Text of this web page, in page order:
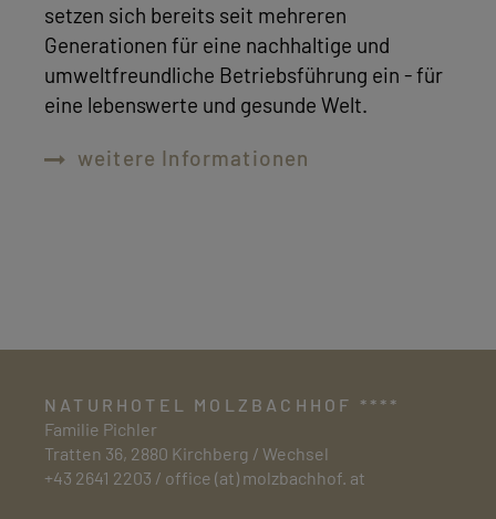
setzen sich bereits seit mehreren
Generationen für eine nachhaltige und
umweltfreundliche Betriebsführung ein - für
eine lebenswerte und gesunde Welt.
weitere Informationen
NATURHOTEL MOLZBACHHOF ****
Familie Pichler
Tratten 36, 2880 Kirchberg / Wechsel
+43 2641 2203 / office (at) molzbachhof. at